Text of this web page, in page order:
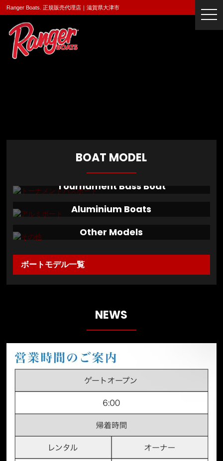
Ranger Boats. 正規販売代理店｜滋賀県大津市
BOAT MODEL
Tournament Bass Boat
Aluminium Boats
Other Models
ボートモデル一覧
NEWS